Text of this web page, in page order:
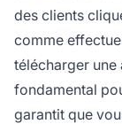
des clients
comme
télécharger une
fondamental
garantit que